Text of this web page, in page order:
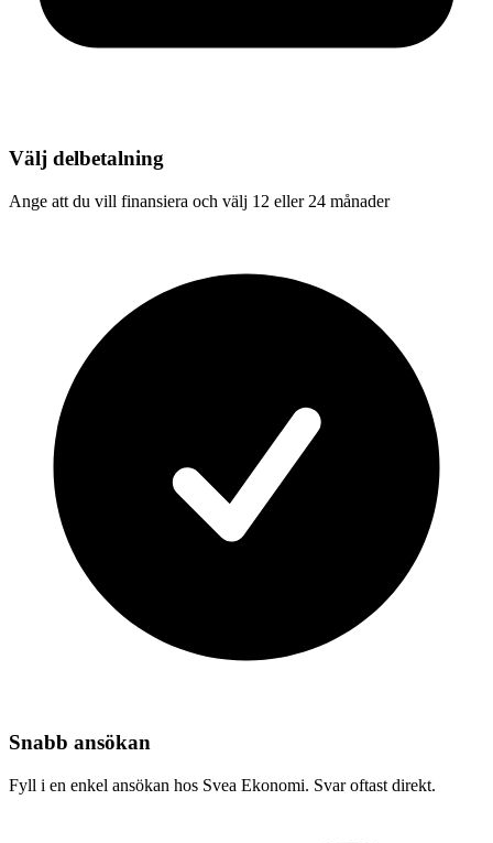
Välj delbetalning
Ange att du vill finansiera och välj 12 eller 24 månader
Snabb ansökan
Fyll i en enkel ansökan hos Svea Ekonomi. Svar oftast direkt.